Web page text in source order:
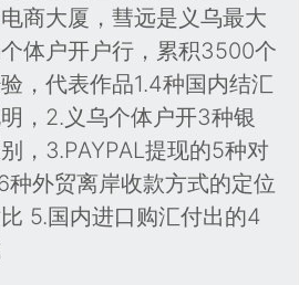
商大厦，彗远是义乌最大
体户开户行，累积3500个
，代表作品1.4种国内结汇
，2.义乌个体户开3种银
，3.PAYPAL提现的5种对
种外贸离岸收款方式的定位
5.国内进口购汇付出的4